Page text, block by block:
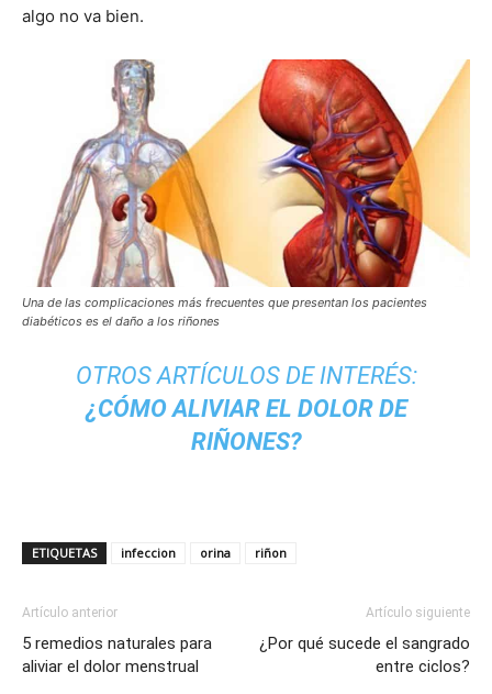
algo no va bien.
Una de las complicaciones más frecuentes que presentan los pacientes
diabéticos es el daño a los riñones
OTROS ARTÍCULOS DE INTERÉS:
¿CÓMO ALIVIAR EL DOLOR DE
RIÑONES?
ETIQUETAS infeccion orina riñon
Artículo anterior
5 remedios naturales para
aliviar el dolor menstrual
Artículo siguiente
¿Por qué sucede el sangrado
entre ciclos?